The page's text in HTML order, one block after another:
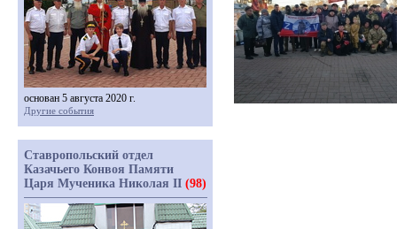
основан 5 августа 2020 г.
Другие события
Ставропольский отдел
Казачьего Конвоя Памяти
Царя Мученика Николая II (98)